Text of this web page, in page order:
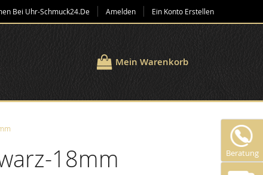
Bei Uhr-Schmuck24.de Amelden Ein Konto Erstellen
Mein Warenkorb
18mm Beratung